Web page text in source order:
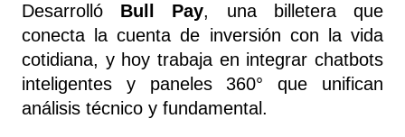
Desarrolló Bull Pay, una billetera que
conecta la cuenta de inversión con la vida
cotidiana, y hoy trabaja en integrar chatbots
inteligentes y paneles 360° que unifican
análisis técnico y fundamental.